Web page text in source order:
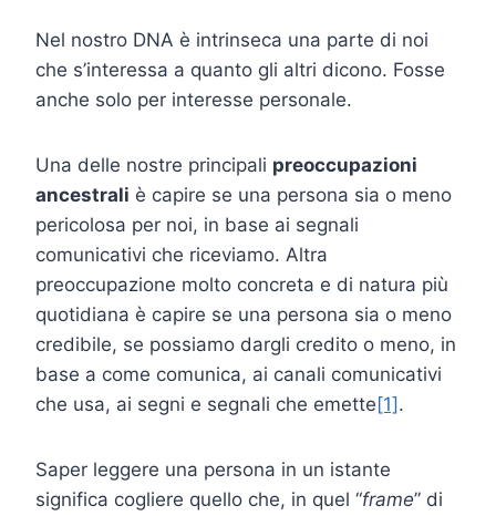
Nel nostro DNA è intrinseca una parte di noi
che s’interessa a quanto gli altri dicono. Fosse
anche solo per interesse personale.
Una delle nostre principali preoccupazioni
ancestrali è capire se una persona sia o meno
pericolosa per noi, in base ai segnali
comunicativi che riceviamo. Altra
preoccupazione molto concreta e di natura più
quotidiana è capire se una persona sia o meno
credibile, se possiamo dargli credito o meno, in
base a come comunica, ai canali comunicativi
che usa, ai segni e segnali che emette[1].
Saper leggere una persona in un istante
significa cogliere quello che, in quel “frame” di